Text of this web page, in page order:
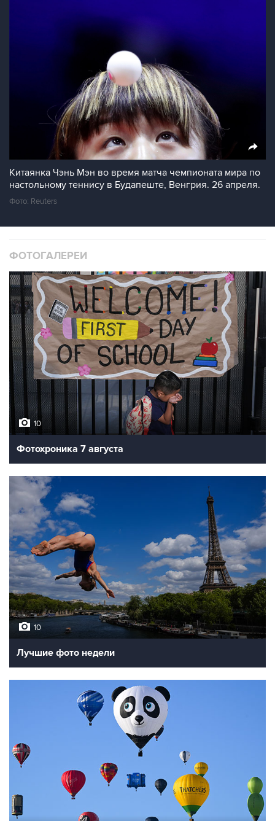
Китаянка Чэнь Мэн во время матча чемпионата мира по
настольному теннису в Будапеште, Венгрия. 26 апреля.
Фото: Reuters
ФОТОГАЛЕРЕИ
10
Фотохроника 7 августа
10
Лучшие фото недели